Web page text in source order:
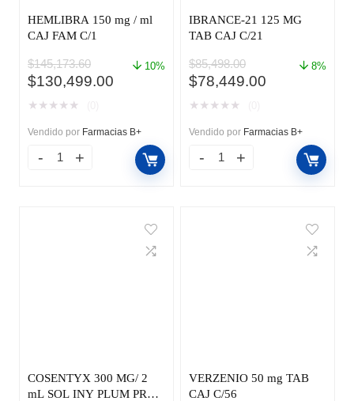
HEMLIBRA 150 mg / ml
CAJ FAM C/1
$145,173.60
El
precio
era:
$145,173.60.
$130,499.00
es:
$130,499.00.
10%
★ ★ ★ ★ ★
Vendido por Farmacias B+
IBRANCE-21 125 MG
TAB CAJ C/21
$85,498.00
El
precio
era:
$85,498.00.
$78,449.00
es:
$78,449.00.
8%
★ ★ ★ ★ ★
Vendido por Farmacias B+
COSENTYX 300 MG/ 2
mL SOL INY PLUM PREC
VERZENIO 50 mg TAB
CAJ C/56